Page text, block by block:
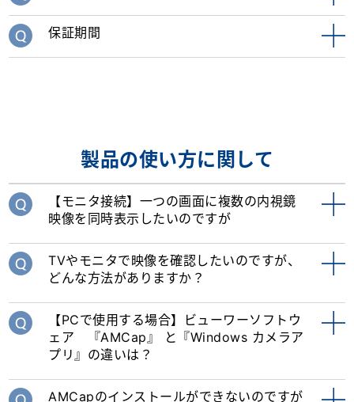
保証期間
製品の使い方に関して
【モニタ接続】一つの画面に複数の内視鏡
映像を同時表示したいのですが
TVやモニタで映像を確認したいのですが、
どんな方法がありますか？
【PCで使用する場合】ビューワーソフトウ
ェア 『AMCap』 と『Windows カメラア
プリ』の違いは？
AMCapのインストールができないのですが